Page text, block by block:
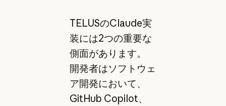
TELUSのClaude実
装には2つの重要な
側面があります。
開発者はソフトウェ
ア開発において、
GitHub Copilot、